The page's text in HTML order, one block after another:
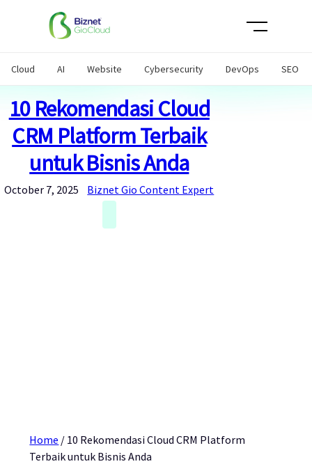
Cloud AI Website Cybersecurity DevOps SEO
10 Rekomendasi Cloud
CRM Platform Terbaik
untuk Bisnis Anda
October 7, 2025 Biznet Gio Content Expert
Home / 10 Rekomendasi Cloud CRM Platform
Terbaik untuk Bisnis Anda